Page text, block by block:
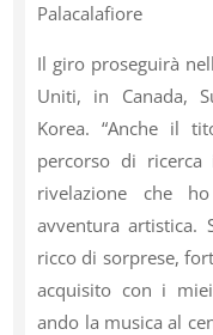
Palacalafiore
Il giro proseguirà
Uniti, in Canada,
Korea. “Anche il
percorso di
rivelazione che
avventura artistica.
ricco di sorprese,
acquisito con i
ando la musica al